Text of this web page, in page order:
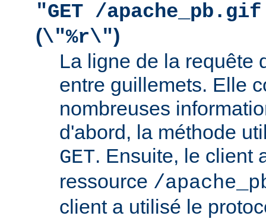
"GET /
(\"%r\")
La ligne de la requête
entre guillemets. Elle
nombreuses
d'abord, la méthode
GET. Ensuite, le client
ressource /
client a utilisé le